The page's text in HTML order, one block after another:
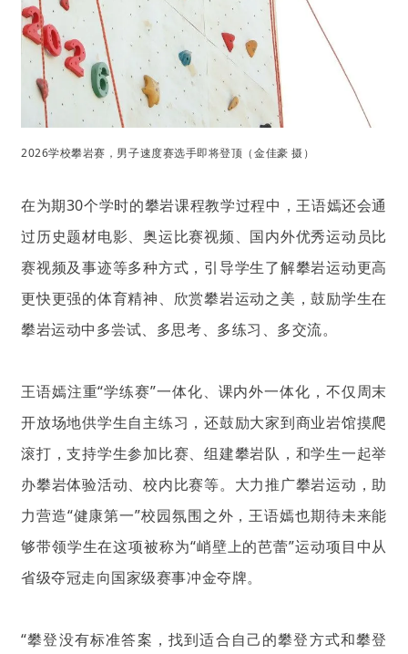
2026学校攀岩赛，男子速度赛选手即将登顶（金佳豪 摄）
在为期30个学时的攀岩课程教学过程中，王语嫣还会通
过历史题材电影、奥运比赛视频、国内外优秀运动员比
赛视频及事迹等多种方式，引导学生了解攀岩运动更高
更快更强的体育精神、欣赏攀岩运动之美，鼓励学生在
攀岩运动中多尝试、多思考、多练习、多交流。
王语嫣注重“学练赛”一体化、课内外一体化，不仅周末
开放场地供学生自主练习，还鼓励大家到商业岩馆摸爬
滚打，支持学生参加比赛、组建攀岩队，和学生一起举
办攀岩体验活动、校内比赛等。大力推广攀岩运动，助
力营造“健康第一”校园氛围之外，王语嫣也期待未来能
够带领学生在这项被称为“峭壁上的芭蕾”运动项目中从
省级夺冠走向国家级赛事冲金夺牌。
“攀登没有标准答案，找到适合自己的攀登方式和攀登